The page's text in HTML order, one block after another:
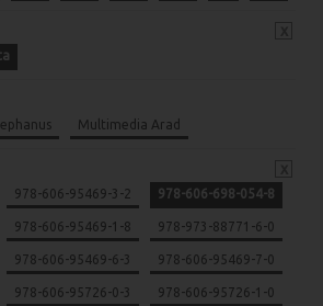
Multimedia Arad
978-606-95469-3-2 978-606-698-054-8
978-606-95469-1-8 978-973-88771-6-0
978-606-95469-6-3 978-606-95469-7-0
978-606-95726-0-3 978-606-95726-1-0